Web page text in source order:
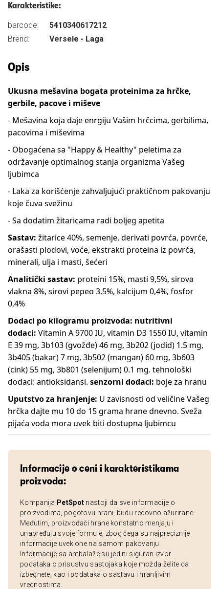
Karakteristike:
barcode:
5410340617212
Brend:
Versele - Laga
Opis
Ukusna mešavina bogata proteinima za hrčke,
gerbile, pacove i miševe
- Mešavina koja daje enrgiju Vašim hrčcima, gerbilima,
pacovima i miševima
- Obogaćena sa "Happy & Healthy" peletima za
održavanje optimalnog stanja organizma Vašeg
ljubimca
- Laka za korišćenje zahvaljujući praktičnom pakovanju
koje čuva svežinu
- Sa dodatim žitaricama radi boljeg apetita
Sastav: žitarice 40%, semenje, derivati povrća, povrće,
orašasti plodovi, voće, ekstrakti proteina iz povrća,
minerali, ulja i masti, šećeri
Analitički sastav: proteini 15%, masti 9,5%, sirova
vlakna 8%, sirovi pepeo 3,5%, kalcijum 0,4%, fosfor
0,4%
Dodaci po kilogramu proizvoda: nutritivni
dodaci: Vitamin A 9700 IU, vitamin D3 1550 IU, vitamin
E 39 mg, 3b103 (gvožđe) 46 mg, 3b202 (jodid) 1.5 mg,
3b405 (bakar) 7 mg, 3b502 (mangan) 60 mg, 3b603
(cink) 55 mg, 3b801 (selenijum) 0.1 mg. tehnološki
dodaci: antioksidansi. senzorni dodaci: boje za hranu
Uputstvo za hranjenje: U zavisnosti od veličine Vašeg
hrčka dajte mu 10 do 15 grama hrane dnevno. Sveža
pijaća voda mora uvek biti dostupna ljubimcu
Informacije o ceni i karakteristikama
proizvoda:
Kompanija PetSpot nastoji da sve informacije o
proizvodima, pogotovu hrani, budu redovno ažurirane.
Međutim, proizvođači hrane konstatno menjaju i
unapređuju svoje formule, zbog čega su najpreciznije
informacije uvek one na samom pakovanju.
Informacije sa ambalaže su jedini siguran izvor
podataka o prisustvu sastojaka koje možda želite da
izbegnete, kao i podataka o sastavu i hranljivim
vrednostima.